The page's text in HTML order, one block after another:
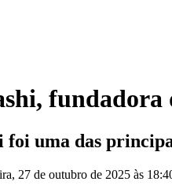
fundadora
foi uma das
27 de outubro de 2025 às